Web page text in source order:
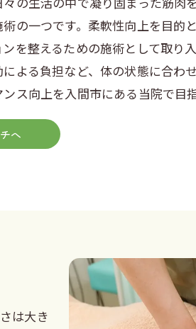
の一つです。柔軟性向上を目的
を整えるための施術として取り
よる負担など、体の状態に合わ
ス向上を入間市にある当院で目
へ
は大き